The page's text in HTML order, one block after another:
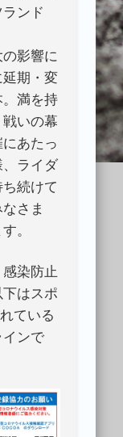
ンド
影響に
期・変
満を持
いの幕
あたっ
ライダ
続けて
さま
。
染防止
はスポ
ている
ンで